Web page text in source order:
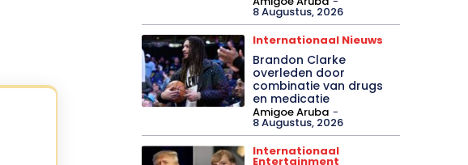
8 Augustus, 2026
Internationaal Nieuws
Brandon Clarke
overleden door
combinatie van drugs
en medicatie
Amigoe Aruba -
8 Augustus, 2026
Internationaal
Entertainment